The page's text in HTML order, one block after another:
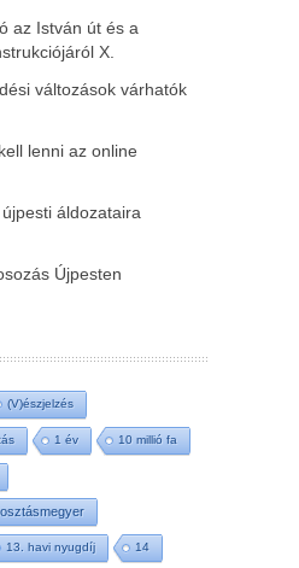
az István út és a
X.
változások várhatók
lenni az online
áldozataira
Újpesten
(V)észjelzés
1 év 10 millió fa
13. havi nyugdíj 14